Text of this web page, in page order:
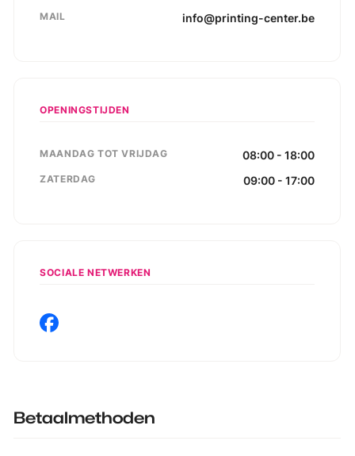
MAIL info@printing-center.be
OPENINGSTIJDEN
MAANDAG TOT VRIJDAG 08:00 - 18:00
ZATERDAG 09:00 - 17:00
SOCIALE NETWERKEN
Betaalmethoden